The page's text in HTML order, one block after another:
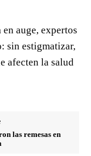
en auge, expertos
sin estigmatizar,
afecten la salud
las remesas en